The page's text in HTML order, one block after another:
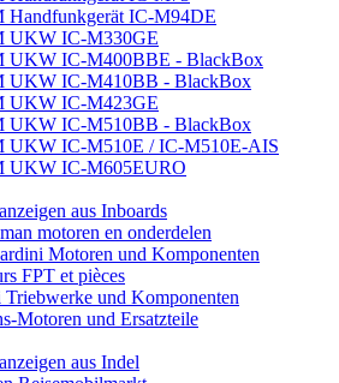
Handfunkgerät IC-M94DE
UKW IC-M330GE
UKW IC-M400BBE - BlackBox
UKW IC-M410BB - BlackBox
UKW IC-M423GE
UKW IC-M510BB - BlackBox
UKW IC-M510E / IC-M510E-AIS
UKW IC-M605EURO
aus Inboards
motoren en onderdelen
Motoren und Komponenten
FPT et pièces
Triebwerke und Komponenten
Motoren und Ersatzteile
aus Indel